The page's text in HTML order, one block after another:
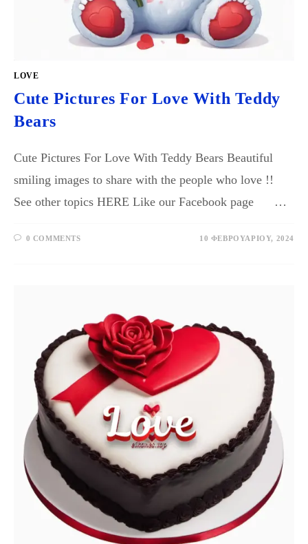
LOVE
Cute Pictures For Love With Teddy
Bears
Cute Pictures For Love With Teddy Bears Beautiful
smiling images to share with the people who love !!
See other topics HERE Like our Facebook page …
0 COMMENTS 10 ΦΕΒΡΟΥΑΡΊΟΥ, 2024